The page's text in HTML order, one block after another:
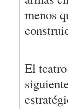
menos
El